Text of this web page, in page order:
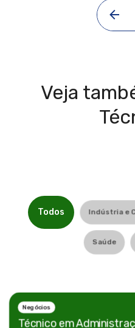
Veja
Todos Indústria e
Saúde
Negócios
Técnico em